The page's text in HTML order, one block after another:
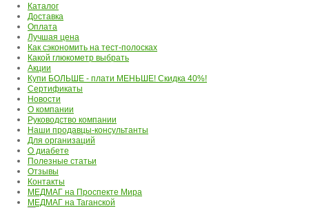
Каталог
Доставка
Оплата
Лучшая цена
Как сэкономить на тест-полосках
Какой глюкометр выбрать
Акции
Купи БОЛЬШЕ - плати МЕНЬШЕ! Скидка 40%!
Сертификаты
Новости
О компании
Руководство компании
Наши продавцы-консультанты
Для организаций
О диабете
Полезные статьи
Отзывы
Контакты
МЕДМАГ на Проспекте Мира
МЕДМАГ на Таганской